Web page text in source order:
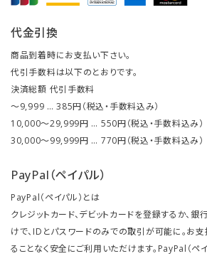
代金引換
商品到着時にお支払い下さい。
代引手数料は以下のとおりです。
決済総額 代引手数料
～9,999 … 385円（税込・手数料込み）
10,000～29,999円 … 550円（税込・手数料込み）
30,000～99,999円 … 770円（税込・手数料込み）
PayPal（ペイパル）
PayPal（ペイパル）とは
クレジットカード、デビットカードを登録するか、
けで、IDとパスワードのみでの取引が可能に。お
ることなく安全にご利用いただけます。PayPal（ペ